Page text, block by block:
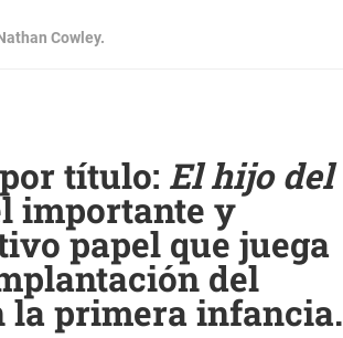
Cowley.
título: El hijo del
importante y
papel que juega
del
la primera infancia.